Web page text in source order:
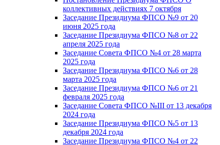
коллективных действиях 7 октября
Заседание Президиума ФПСО №9 от 20
июня 2025 года
Заседание Президиума ФПСО №8 от 22
апреля 2025 года
Заседание Совета ФПСО №4 от 28 марта
2025 года
Заседание Президиума ФПСО №6 от 28
марта 2025 года
Заседание Президиума ФПСО №6 от 21
февраля 2025 года
Заседание Совета ФПСО №III от 13 декабря
2024 года
Заседание Президиума ФПСО №5 от 13
декабря 2024 года
Заседание Президиума ФПСО №4 от 22